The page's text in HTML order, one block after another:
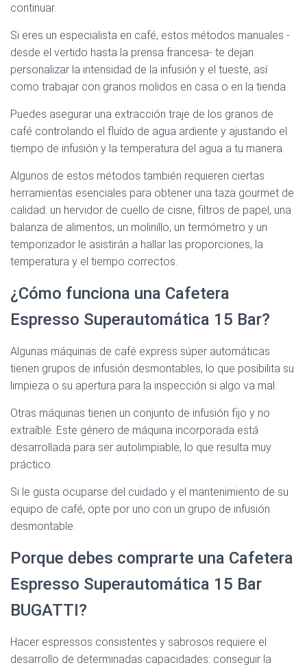
continuar.
Si eres un especialista en café, estos métodos manuales -
desde el vertido hasta la prensa francesa- te dejan
personalizar la intensidad de la infusión y el tueste, así
como trabajar con granos molidos en casa o en la tienda.
Puedes asegurar una extracción traje de los granos de
café controlando el fluído de agua ardiente y ajustando el
tiempo de infusión y la temperatura del agua a tu manera.
Algunos de estos métodos también requieren ciertas
herramientas esenciales para obtener una taza gourmet de
calidad: un hervidor de cuello de cisne, filtros de papel, una
balanza de alimentos, un molinillo, un termómetro y un
temporizador le asistirán a hallar las proporciones, la
temperatura y el tiempo correctos.
¿Cómo funciona una Cafetera
Espresso Superautomática 15 Bar?
Algunas máquinas de café express súper automáticas
tienen grupos de infusión desmontables, lo que posibilita su
limpieza o su apertura para la inspección si algo va mal.
Otras máquinas tienen un conjunto de infusión fijo y no
extraíble. Este género de máquina incorporada está
desarrollada para ser autolimpiable, lo que resulta muy
práctico.
Si le gusta ocuparse del cuidado y el mantenimiento de su
equipo de café, opte por uno con un grupo de infusión
desmontable.
Porque debes comprarte una Cafetera
Espresso Superautomática 15 Bar
BUGATTI?
Hacer espressos consistentes y sabrosos requiere el
desarrollo de determinadas capacidades: conseguir la